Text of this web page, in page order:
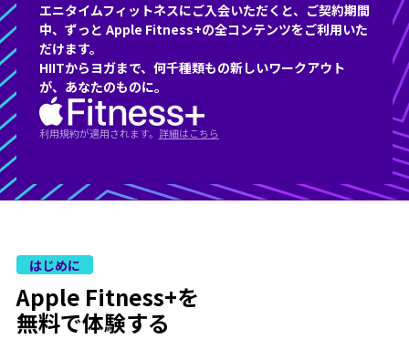
エニタイムフィットネスにご入会いただくと、ご契約期間
中、 ずっと Apple Fitness+の全コンテンツをご利用いた
だけます。
HIITからヨガまで、何千種類もの新しいワークアウト
が、あなたのものに。
利⽤規約が適⽤されます。 詳細はこちら
はじめに
Apple Fitness+を
無料で体験する